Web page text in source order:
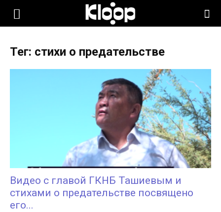
KLOOP.KG
Тег: стихи о предательстве
Видео с главой ГКНБ Ташиевым и
стихами о предательстве посвящено
его...